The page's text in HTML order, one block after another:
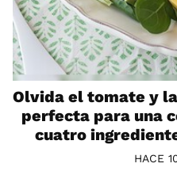
Olvida el tomate y
perfecta para una
cuatro
HACE